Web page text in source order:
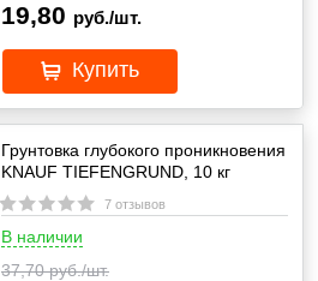
19,80 руб./шт.
Купить
Грунтовка глубокого проникновения
KNAUF TIEFENGRUND, 10 кг
7 отзывов
В наличии
37,70руб./шт.